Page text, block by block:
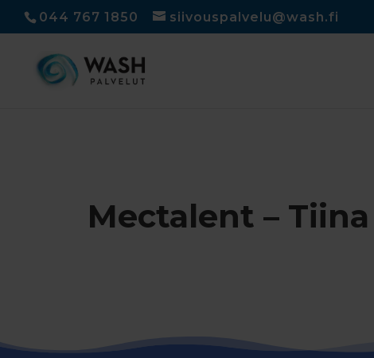
044 767 1850 siivouspalvelu@wash.fi
Mectalent –